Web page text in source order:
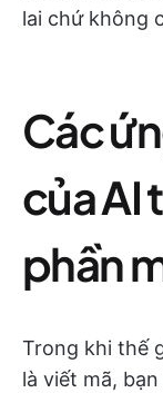
lai chứ không
Các
của AI
phần
Trong khi thế
là viết mã,